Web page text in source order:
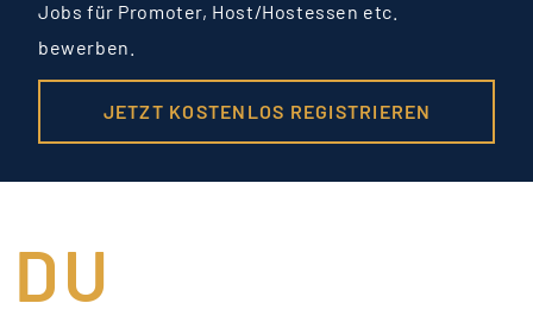
Jobs für Promoter, Host/Hostessen etc.
bewerben.
JETZT KOSTENLOS REGISTRIEREN
DU